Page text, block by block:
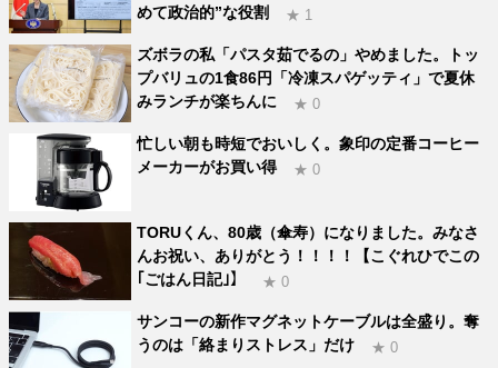
めて政治的”な役割
★ 1
ズボラの私「パスタ茹でるの」やめました。トッ
プバリュの1食86円「冷凍スパゲッティ」で夏休
みランチが楽ちんに
★ 0
忙しい朝も時短でおいしく。象印の定番コーヒー
メーカーがお買い得
★ 0
TORUくん、80歳（傘寿）になりました。みなさ
んお祝い、ありがとう！！！！【こぐれひでこの
｢ごはん日記｣】
★ 0
サンコーの新作マグネットケーブルは全盛り。奪
うのは「絡まりストレス」だけ
★ 0